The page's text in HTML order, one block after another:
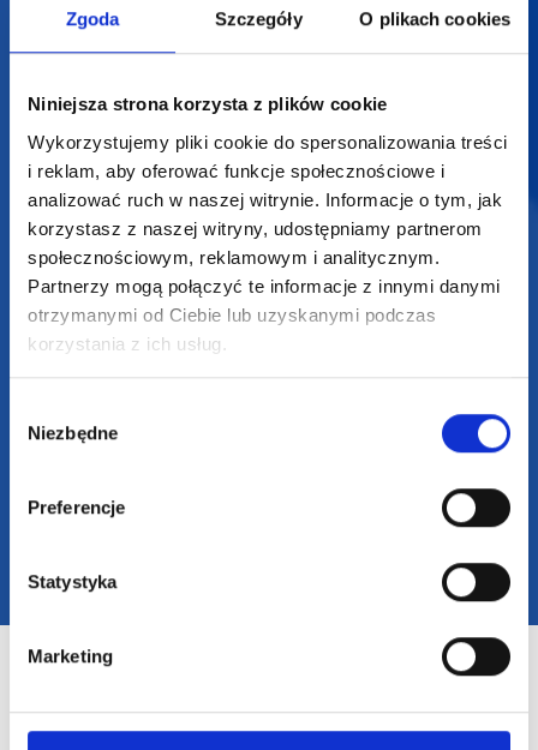
Zgoda Szczegóły O plikach cookies
Niniejsza strona korzysta z plików cookie
Wykorzystujemy pliki cookie do spersonalizowania treści
i reklam, aby oferować funkcje społecznościowe i
analizować ruch w naszej witrynie. Informacje o tym, jak
korzystasz z naszej witryny, udostępniamy partnerom
społecznościowym, reklamowym i analitycznym.
Partnerzy mogą połączyć te informacje z innymi danymi
otrzymanymi od Ciebie lub uzyskanymi podczas
korzystania z ich usług.
zgody
Niezbędne
Preferencje
Statystyka
Marketing
Profesjonalne doradztwo
Szeroka oferta produktów
SUPERGADŻET.com
JAKUB LIEBELT
Osiecza Pierwsza 29
KONTAKT
Zapraszamy do kontaktu
w godzinach 8:00 - 16:00
Dołącz do nas na